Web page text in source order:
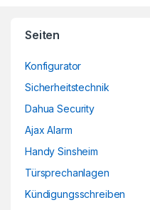
Seiten
Konfigurator
Sicherheitstechnik
Dahua Security
Ajax Alarm
Handy Sinsheim
Türsprechanlagen
Kündigungsschreiben